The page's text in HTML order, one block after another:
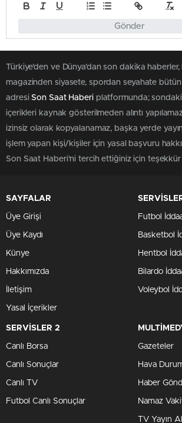
Gönder
Türkiye'den ve Dünya’dan son dakika haberler,
magazinden siyasete, spordan seyahate bütün
adresiSon Saat Haberiplatformunda;
içerikleri kaynak gösterilmeden alıntı
izinsiz olarak kopyalanamaz, başka yerde
işlem yapan kişi/kişiler için yasal başvuru
Son Saat Haberi'ni tercih ettiğiniz için teşekkür
SAYFALAR
Üye Girişi
Üye Kaydı
Künye
Hakkımızda
İletişim
Yasal İçerikler
Futbol
Basketbol
Hentbol
Bilardo
Voleybol
SERVİSLER 2
Canlı Borsa
Canlı Sonuçlar
Canlı TV
Futbol Canlı Sonuçlar
Gazeteler
Hava
Haber
Namaz
TV Yayın